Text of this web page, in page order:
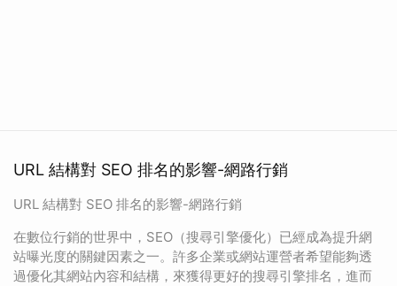
URL 結構對 SEO 排名的影響-網路行銷
URL 結構對 SEO 排名的影響-網路行銷
在數位行銷的世界中，SEO（搜尋引擎優化）已經成為提升網
站曝光度的關鍵因素之一。許多企業或網站運營者希望能夠透
過優化其網站內容和結構，來獲得更好的搜尋引擎排名，進而